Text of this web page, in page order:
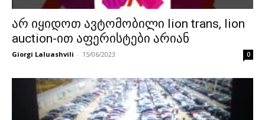
არ იყიდოთ ავტომობილი lion trans, lion
auction-ით აფერისტები არიან
Giorgi Laluashvili - 15/06/2023 0